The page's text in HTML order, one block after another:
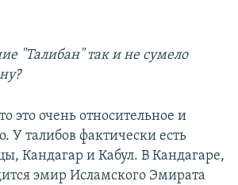
"Талибан" так и не сумело
это очень относительное и
У талибов фактически есть
Кандагар и Кабул. В Кандагаре,
эмир Исламского Эмирата